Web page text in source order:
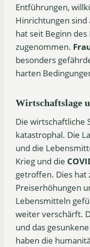
Entführungen,
Hinrichtungen sind
hat seit Beginn
zugenommen.
besonders
harten
Wirtschaftslage
Die wirtschaftliche
katastrophal. Die
und die
Krieg und die
getroffen. Dies hat
Preiserhöhungen
Lebensmitteln
weiter verschärft.
und das gesunkene
haben die